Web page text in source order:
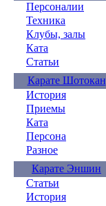
Персоналии
Техника
Клубы, залы
Ката
Статьи
Карате Шотокан
История
Приемы
Ката
Персона
Разное
Карате Эншин
Статьи
История